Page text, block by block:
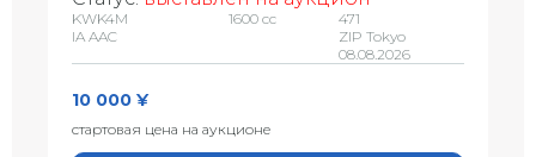
KWK4M
IA AAC
1600 сс
471
ZIP Tokyo
08.08.2026
10 000 ¥
стартовая цена на аукционе